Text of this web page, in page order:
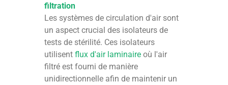
filtration
Les systèmes de circulation d'air sont
un aspect crucial des isolateurs de
tests de stérilité. Ces isolateurs
utilisentflux d'air laminaire où l'air
filtré est fourni de manière
unidirectionnelle afin de maintenir un